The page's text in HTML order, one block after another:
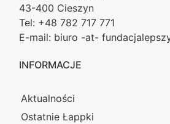
43-400 Cieszyn
Tel: +48 782 717 771
E-mail: biuro -at-
INFORMACJE
Aktualności
Ostatnie Łappki